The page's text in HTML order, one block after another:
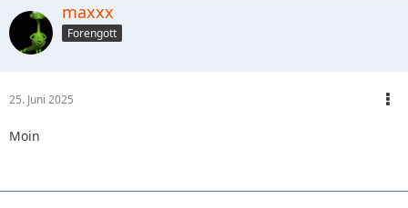
maxxx
Forengott
25. Juni 2025
Moin